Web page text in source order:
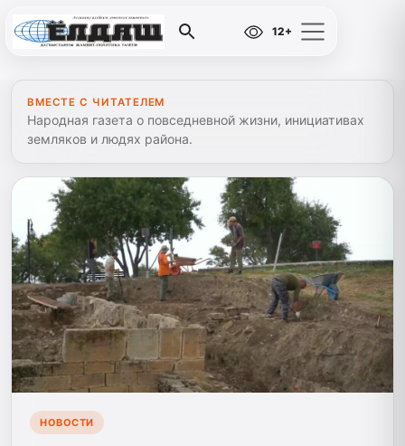
12+
ВМЕСТЕ С ЧИТАТЕЛЕМ
Народная газета о повседневной жизни, инициативах
земляков и людях района.
НОВОСТИ